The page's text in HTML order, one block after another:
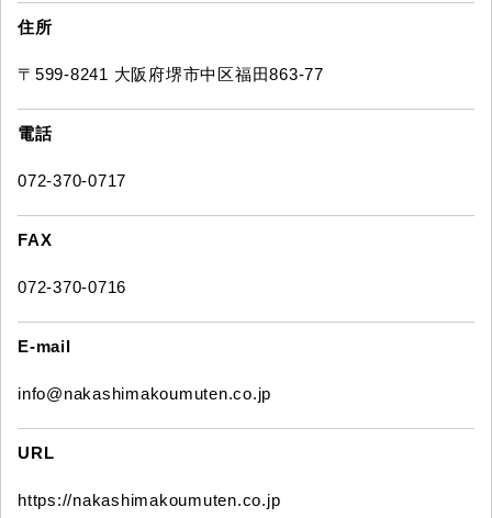
住所
〒599-8241 大阪府堺市中区福田863-77
電話
072-370-0717
FAX
072-370-0716
E-mail
info@nakashimakoumuten.co.jp
URL
https://nakashimakoumuten.co.jp